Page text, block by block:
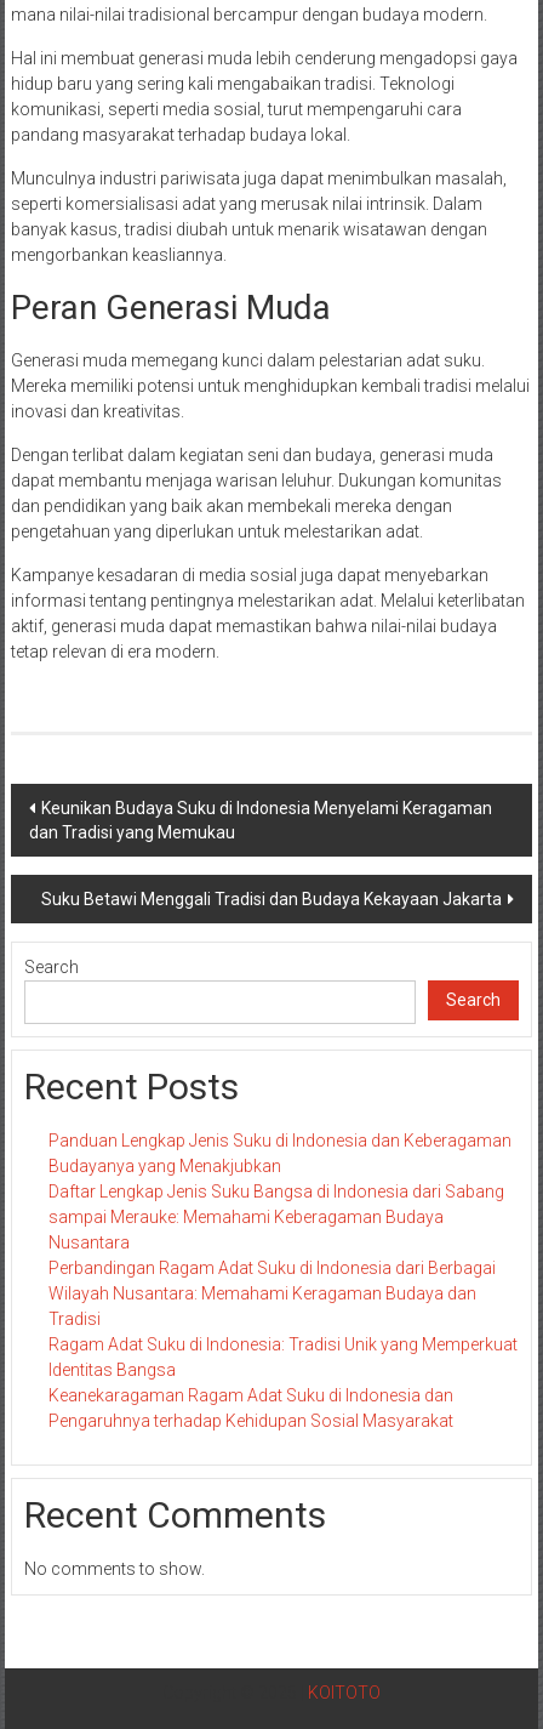
mana nilai-nilai tradisional bercampur dengan budaya modern.
Hal ini membuat generasi muda lebih cenderung mengadopsi gaya
hidup baru yang sering kali mengabaikan tradisi. Teknologi
komunikasi, seperti media sosial, turut mempengaruhi cara
pandang masyarakat terhadap budaya lokal.
Munculnya industri pariwisata juga dapat menimbulkan masalah,
seperti komersialisasi adat yang merusak nilai intrinsik. Dalam
banyak kasus, tradisi diubah untuk menarik wisatawan dengan
mengorbankan keasliannya.
Peran Generasi Muda
Generasi muda memegang kunci dalam pelestarian adat suku.
Mereka memiliki potensi untuk menghidupkan kembali tradisi melalui
inovasi dan kreativitas.
Dengan terlibat dalam kegiatan seni dan budaya, generasi muda
dapat membantu menjaga warisan leluhur. Dukungan komunitas
dan pendidikan yang baik akan membekali mereka dengan
pengetahuan yang diperlukan untuk melestarikan adat.
Kampanye kesadaran di media sosial juga dapat menyebarkan
informasi tentang pentingnya melestarikan adat. Melalui keterlibatan
aktif, generasi muda dapat memastikan bahwa nilai-nilai budaya
tetap relevan di era modern.
Post
navigation
Keunikan Budaya Suku di Indonesia Menyelami Keragaman
dan Tradisi yang Memukau
Suku Betawi Menggali Tradisi dan Budaya Kekayaan Jakarta
Search
Search
Recent Posts
Panduan Lengkap Jenis Suku di Indonesia dan Keberagaman
Budayanya yang Menakjubkan
Daftar Lengkap Jenis Suku Bangsa di Indonesia dari Sabang
sampai Merauke: Memahami Keberagaman Budaya
Nusantara
Perbandingan Ragam Adat Suku di Indonesia dari Berbagai
Wilayah Nusantara: Memahami Keragaman Budaya dan
Tradisi
Ragam Adat Suku di Indonesia: Tradisi Unik yang Memperkuat
Identitas Bangsa
Keanekaragaman Ragam Adat Suku di Indonesia dan
Pengaruhnya terhadap Kehidupan Sosial Masyarakat
Recent Comments
No comments to show.
KOITOTO